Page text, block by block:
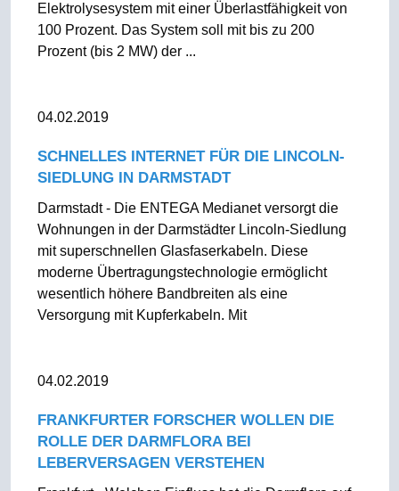
Elektrolysesystem mit einer Überlastfähigkeit von
100 Prozent. Das System soll mit bis zu 200
Prozent (bis 2 MW) der ...
04.02.2019
SCHNELLES INTERNET FÜR DIE LINCOLN-
SIEDLUNG IN DARMSTADT
Darmstadt - Die ENTEGA Medianet versorgt die
Wohnungen in der Darmstädter Lincoln-Siedlung
mit superschnellen Glasfaserkabeln. Diese
moderne Übertragungstechnologie ermöglicht
wesentlich höhere Bandbreiten als eine
Versorgung mit Kupferkabeln. Mit
04.02.2019
FRANKFURTER FORSCHER WOLLEN DIE
ROLLE DER DARMFLORA BEI
LEBERVERSAGEN VERSTEHEN